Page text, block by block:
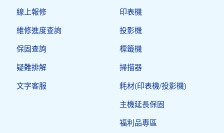
線上報修
維修進度查詢
保固查詢
疑難排解
文字客服
印表機​
投影機
標籤機
掃描器
耗材(印表機/投影機)
主機延長保固
福利品專區